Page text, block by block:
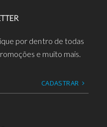
por dentro de todas
e muito mais.
CADASTRAR